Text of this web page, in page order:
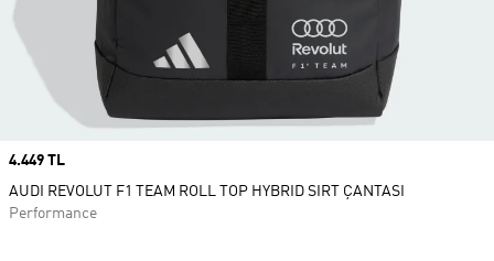
Price
4.449 TL
AUDI REVOLUT F1 TEAM ROLL TOP HYBRID SIRT ÇANTASI
Performance